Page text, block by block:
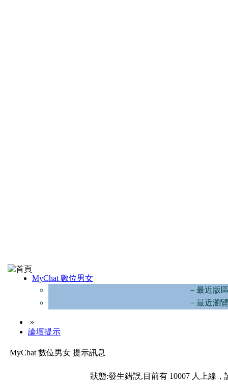
MyChat 數位男女
－最近版
－最近瀏
»
論壇提示
MyChat 數位男女 提示訊息
狀態:發生錯誤,目前有 10007 人上線